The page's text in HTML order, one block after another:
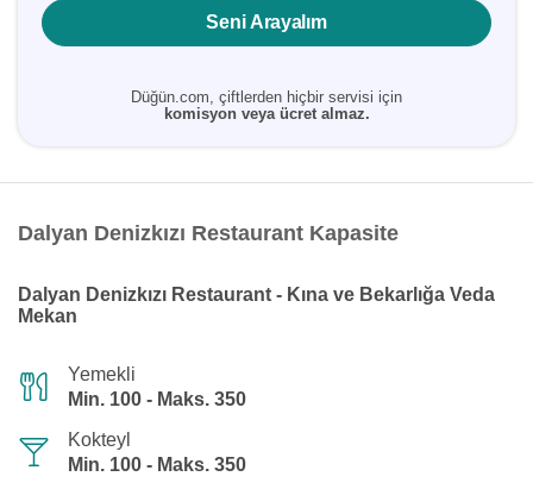
Seni Arayalım
Düğün.com, çiftlerden hiçbir servisi için
komisyon veya ücret almaz.
Dalyan Denizkızı Restaurant Kapasite
Dalyan Denizkızı Restaurant - Kına ve Bekarlığa Veda
Mekan
Yemekli
Min. 100 - Maks. 350
Kokteyl
Min. 100 - Maks. 350